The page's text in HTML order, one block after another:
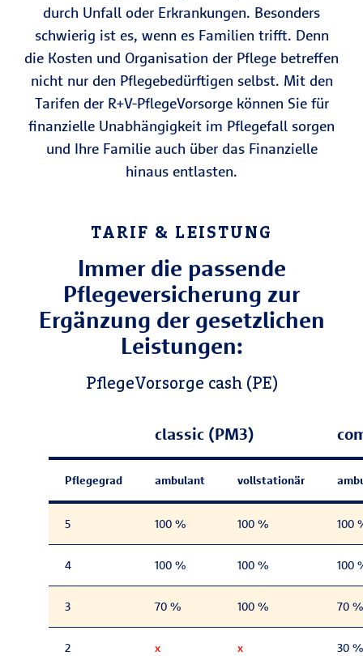
durch Unfall oder Erkrankungen. Besonders
schwierig ist es, wenn es Familien trifft. Denn
die Kosten und Organisation der Pflege betreffen
nicht nur den Pflegebedürftigen selbst. Mit den
Tarifen der R+V-PflegeVorsorge können Sie für
finanzielle Unabhängigkeit im Pflegefall sorgen
und Ihre Familie auch über das Finanzielle
hinaus entlasten.
TARIF & LEISTUNG
Immer die passende
Pflegeversicherung zur
Ergänzung der gesetzlichen
Leistungen:
PflegeVorsorge cash (PE)
classic (PM3)
Pflegegrad ambulant vollstationär
5 100 % 100 % 100
4 100 % 100 % 100
3 70 % 100 % 70 %
2 x x 30 %